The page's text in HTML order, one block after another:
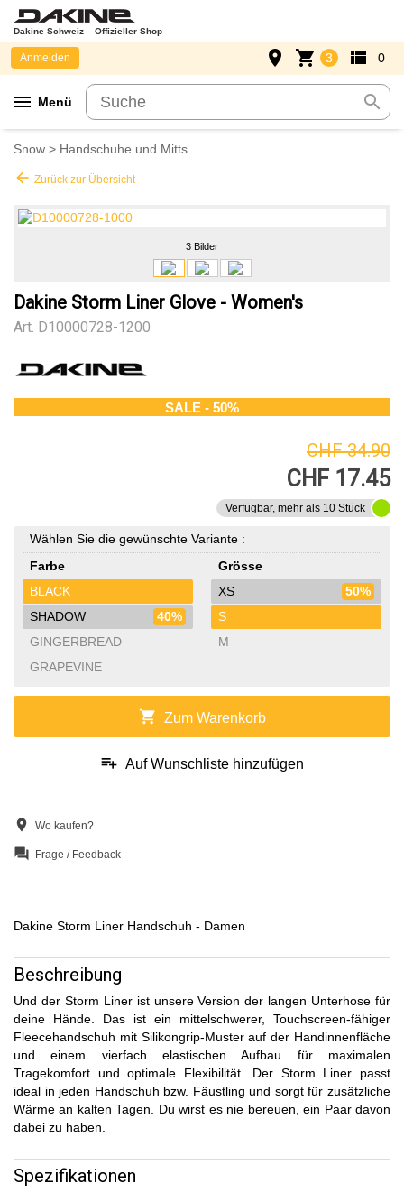
Dakine Schweiz – Offizieller Shop
menu Menü search
Anmelden place shopping_cart 3 view_list 0
Snow > Handschuhe und Mitts
arrow_back Zurück zur Übersicht
3 Bilder
Dakine Storm Liner Glove - Women's
Art. D10000728-1200
SALE - 50%
CHF 34.90
CHF 17.45
Verfügbar, mehr als 10 Stück
Wählen Sie die gewünschte Variante :
Farbe
BLACK
SHADOW
40%
GINGERBREAD
GRAPEVINE
Grösse
XS
50%
S
M
shopping_cart Zum Warenkorb
playlist_add Auf Wunschliste hinzufügen
location_on Wo kaufen?
question_answer Frage / Feedback
Dakine Storm Liner Handschuh - Damen
Beschreibung
Und der Storm Liner ist unsere Version der langen Unterhose für
deine Hände. Das ist ein mittelschwerer, Touchscreen-fähiger
Fleecehandschuh mit Silikongrip-Muster auf der Handinnenfläche
und einem vierfach elastischen Aufbau für maximalen
Tragekomfort und optimale Flexibilität. Der Storm Liner passt
ideal in jeden Handschuh bzw. Fäustling und sorgt für zusätzliche
Wärme an kalten Tagen. Du wirst es nie bereuen, ein Paar davon
dabei zu haben.
Spezifikationen